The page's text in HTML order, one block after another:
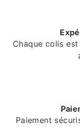
Chaque colis
Paiement